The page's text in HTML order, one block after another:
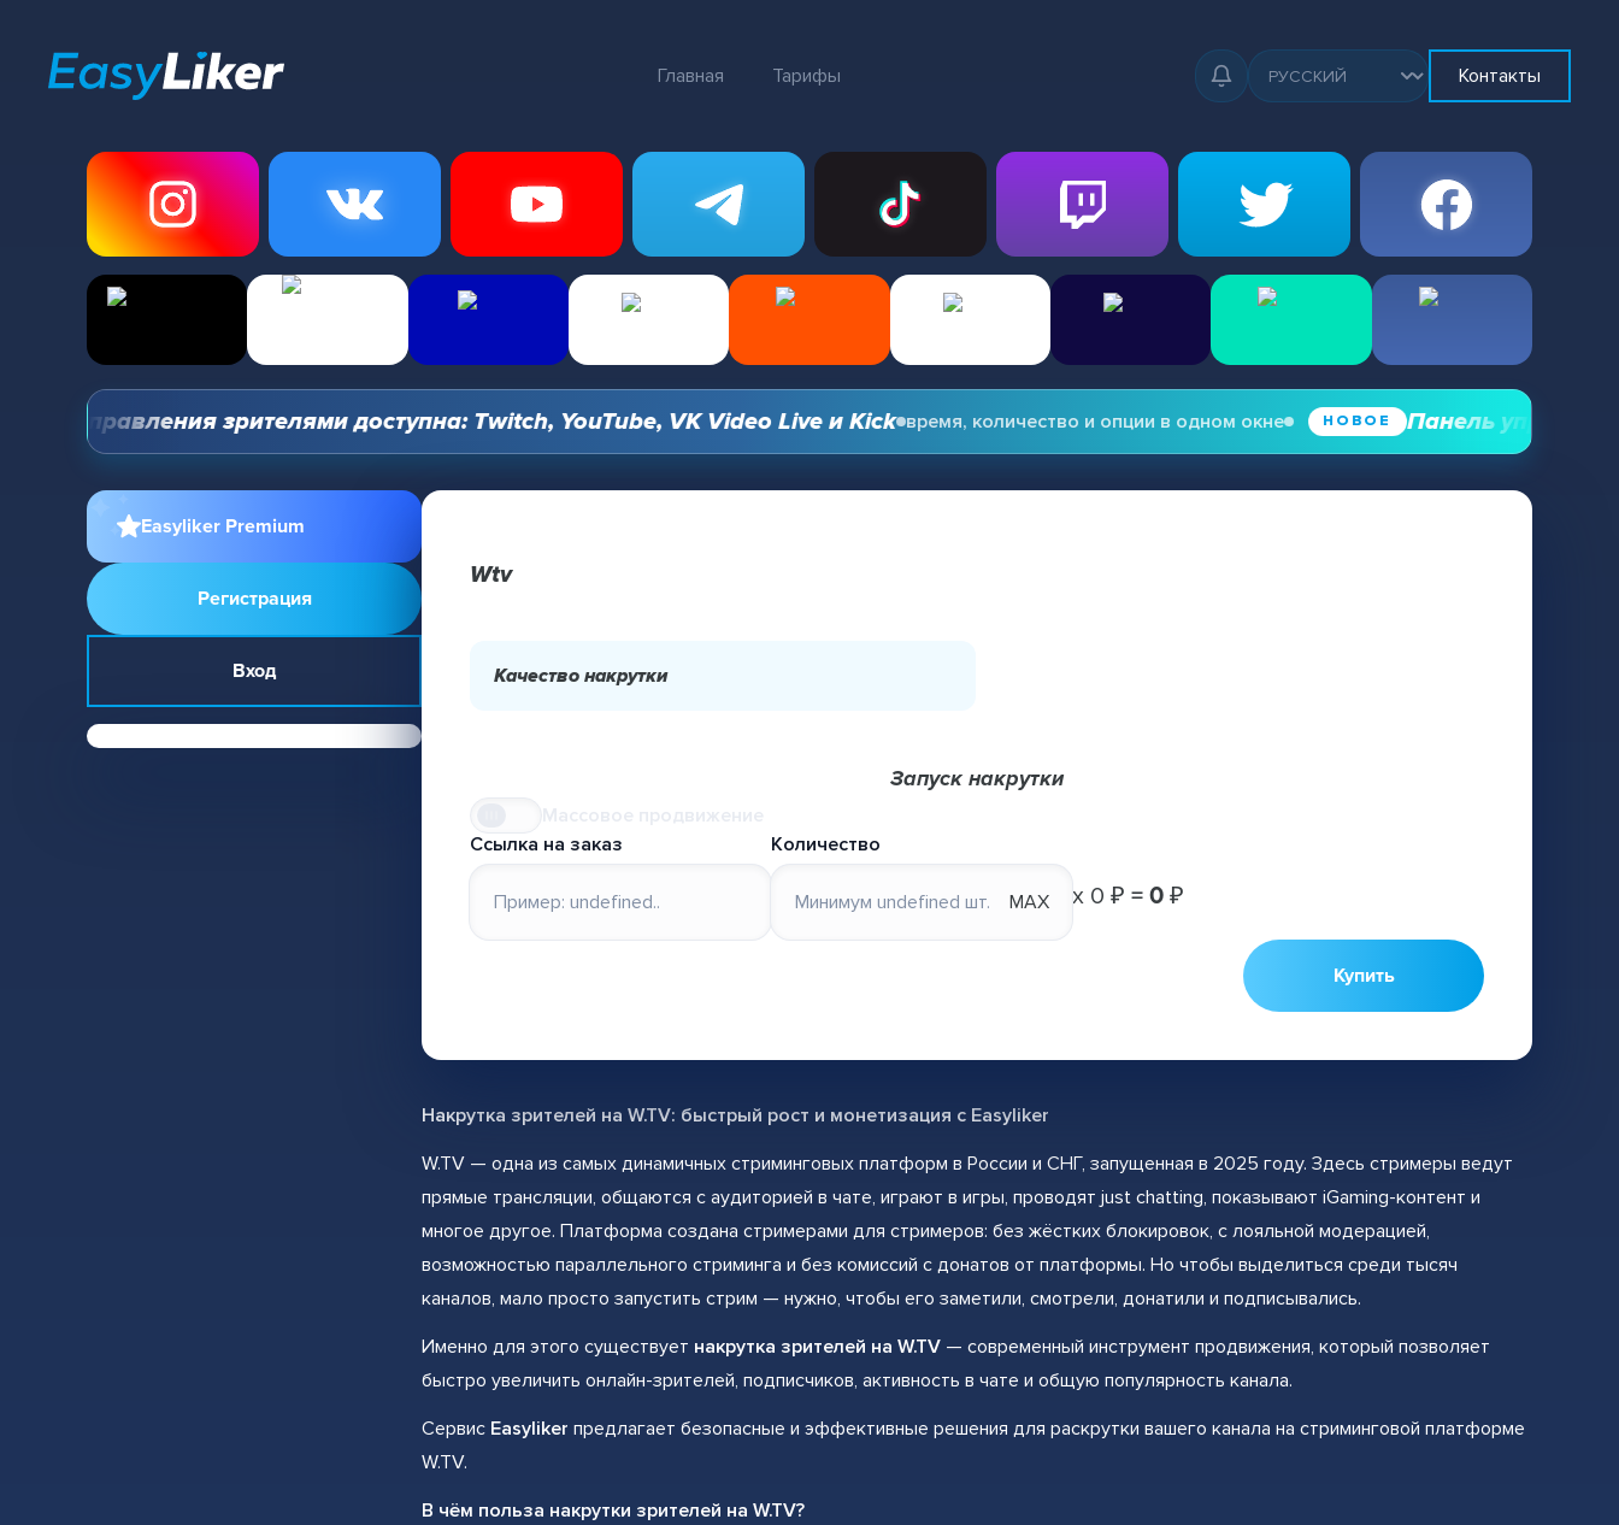
Главная Тарифы Контакты
управления зрителями доступна: Twitch, YouTube, VK Video Live и Kick время, количество и опции в одном окне НОВОЕ Панель управления
Easyliker Premium
Регистрация
Вход
Wtv
Качество накрутки
Запуск накрутки
Ссылка на заказ
Количество
MAX х 0 ₽ = 0 ₽
Купить
Накрутка зрителей на W.TV: быстрый рост и монетизация с Easyliker
W.TV — одна из самых динамичных стриминговых платформ в России и СНГ, запущенная в 2025 году. Здесь стримеры ведут
прямые трансляции, общаются с аудиторией в чате, играют в игры, проводят just chatting, показывают iGaming-контент и
многое другое. Платформа создана стримерами для стримеров: без жёстких блокировок, с лояльной модерацией,
возможностью параллельного стриминга и без комиссий с донатов от платформы. Но чтобы выделиться среди тысяч
каналов, мало просто запустить стрим — нужно, чтобы его заметили, смотрели, донатили и подписывались.
Именно для этого существует накрутка зрителей на W.TV — современный инструмент продвижения, который позволяет
быстро увеличить онлайн-зрителей, подписчиков, активность в чате и общую популярность канала.
Сервис Easyliker предлагает безопасные и эффективные решения для раскрутки вашего канала на стриминговой платформе
W.TV.
В чём польза накрутки зрителей на W.TV?